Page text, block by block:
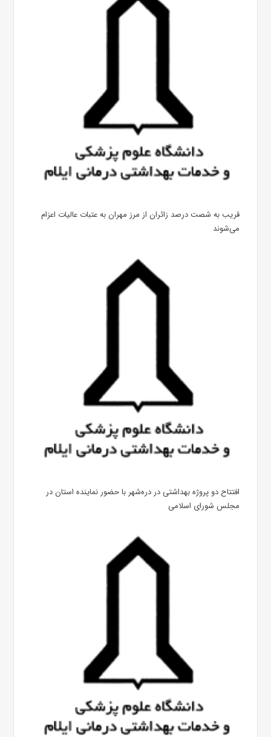
قریب به شصت درصد زائران از مرز مهران به عتبات عالیات اعزام
می‌شوند
افتتاح دو پروژه بهداشتی در دره‌شهر با حضور نماینده استان در
مجلس شورای اسلامی